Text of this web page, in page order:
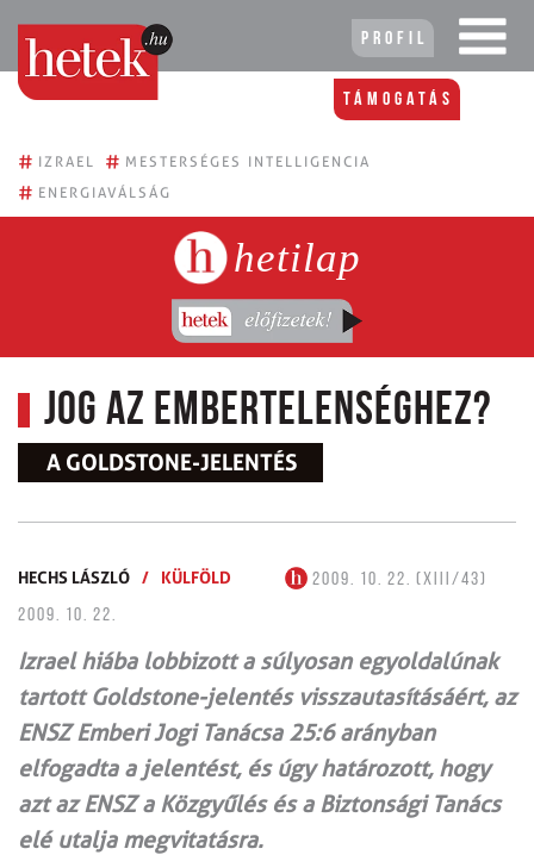
Profil
Támogatás
# IZRAEL # MESTERSÉGES INTELLIGENCIA
# ENERGIAVÁLSÁG
hetilap
Jog az embertelenséghez?
A GOLDSTONE-JELENTÉS
HECHS LÁSZLÓ / KÜLFÖLD
2009. 10. 22. (XIII/43)
2009. 10. 22.
Izrael hiába lobbizott a súlyosan egyoldalúnak
tartott Goldstone-jelentés visszautasításáért, az
ENSZ Emberi Jogi Tanácsa 25:6 arányban
elfogadta a jelentést, és úgy határozott, hogy
azt az ENSZ a Közgyűlés és a Biztonsági Tanács
elé utalja megvitatásra.